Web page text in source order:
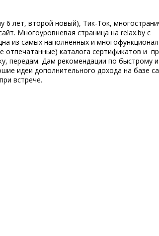
6 лет, второй новый), Тик-Ток,
Многоуровневая страница на relax.by с
из самых наполненных и
каталога сертификатов и
передам. Дам рекомендации по быстрому и
идеи дополнительного дохода на базе
встрече.